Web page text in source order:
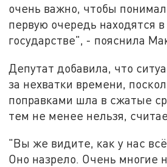
очень важно, чтобы
первую очередь находятся
государстве", - пояснила
Депутат добавила, что
за нехватки времени,
поправками шла в сжатые
тем не менее нельзя,
"Вы же видите, как у нас
Оно назрело. Очень многие